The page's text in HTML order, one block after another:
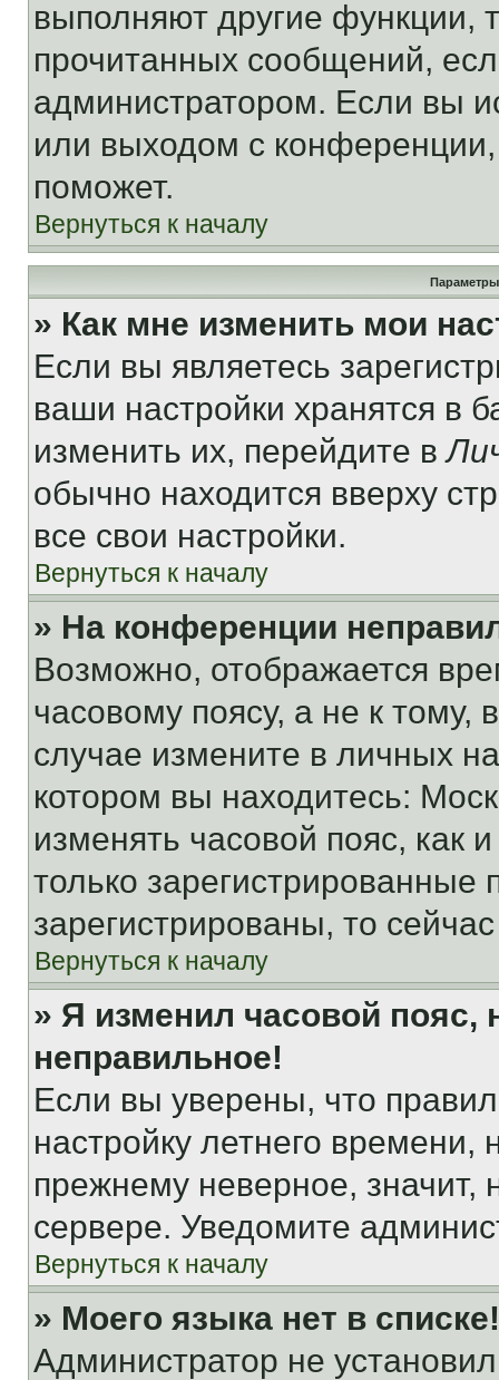
выполняют другие функции,
прочитанных сообщений,
администратором. Если вы
или выходом с
поможет.
Вернуться к началу
Параметры
» Как мне изменить мои
Если вы являетесь
ваши настройки хранятся в
изменить их, перейдите в
обычно находится вверху
все свои настройки.
Вернуться к началу
» На конференции
Возможно, отображается
часовому поясу, а не к тому,
случае измените в личных
котором вы находитесь:
изменять часовой пояс, как
только
зарегистрированы, то
Вернуться к началу
» Я изменил часовой пояс,
неправильное!
Если вы уверены, что
настройку летнего
прежнему неверное, значит,
сервере. Уведомите
Вернуться к началу
» Моего языка нет в списке!
Администратор не